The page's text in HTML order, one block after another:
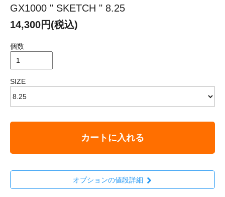
GX1000 " SKETCH " 8.25
14,300円(税込)
個数
SIZE
カートに入れる
オプションの値段詳細